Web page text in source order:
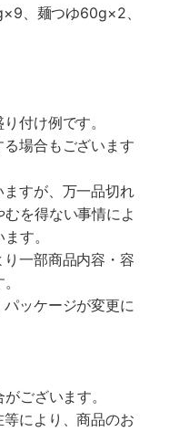
、麺つゆ60g×2、
付け例です。
場合もございます
すが、万一品切れ
を得ない事情によ
す。
一部商品内容・容
ッケージが変更に
ございます。
により、商品のお